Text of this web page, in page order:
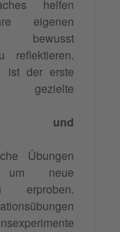
helfen
eigenen
bewusst
reflektieren.
ist der erste
und
Übungen
um neue
erproben.